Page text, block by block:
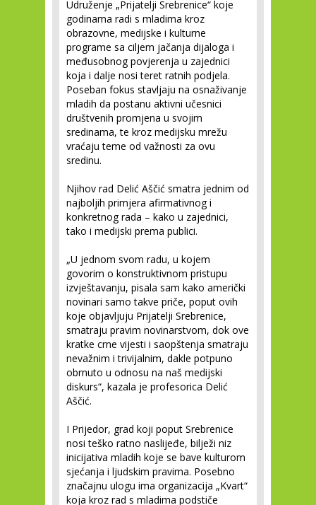
Udruženje „Prijatelji Srebrenice“ koje
godinama radi s mladima kroz
obrazovne, medijske i kulturne
programe sa ciljem jačanja dijaloga i
međusobnog povjerenja u zajednici
koja i dalje nosi teret ratnih podjela.
Poseban fokus stavljaju na osnaživanje
mladih da postanu aktivni učesnici
društvenih promjena u svojim
sredinama, te kroz medijsku mrežu
vraćaju teme od važnosti za ovu
sredinu.
Njihov rad Delić Aščić smatra jednim od
najboljih primjera afirmativnog i
konkretnog rada – kako u zajednici,
tako i medijski prema publici.
„U jednom svom radu, u kojem
govorim o konstruktivnom pristupu
izvještavanju, pisala sam kako američki
novinari samo takve priče, poput ovih
koje objavljuju Prijatelji Srebrenice,
smatraju pravim novinarstvom, dok ove
kratke crne vijesti i saopštenja smatraju
nevažnim i trivijalnim, dakle potpuno
obrnuto u odnosu na naš medijski
diskurs“, kazala je profesorica Delić
Aščić.
I Prijedor, grad koji poput Srebrenice
nosi teško ratno naslijeđe, bilježi niz
inicijativa mladih koje se bave kulturom
sjećanja i ljudskim pravima. Posebno
značajnu ulogu ima organizacija „Kvart“
koja kroz rad s mladima podstiče